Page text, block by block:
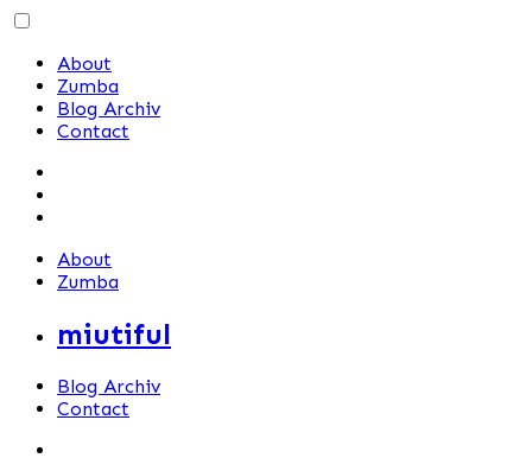
Skip
contentAbout
Zumba
Blog Archiv
Contact
About
Zumba
miutiful
Blog Archiv
Contact